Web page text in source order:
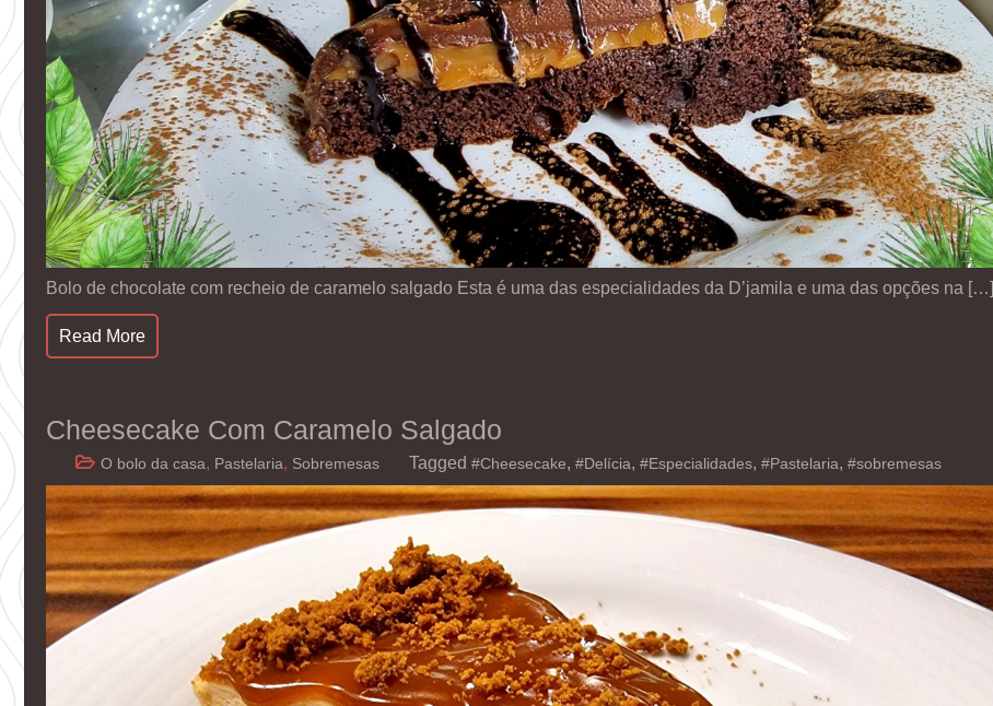
Bolo de chocolate com recheio de caramelo salgado Esta é uma das especialidades da D’jamila e uma das opções na […]
Read More
Cheesecake Com Caramelo Salgado
O bolo da casa, Pastelaria, Sobremesas Tagged #Cheesecake, #Delícia, #Especialidades, #Pastelaria, #sobremesas